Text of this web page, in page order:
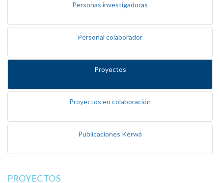
Personas investigadoras
Personal colaborador
Proyectos
Proyectos en colaboración
Publicaciones Kérwá
PROYECTOS